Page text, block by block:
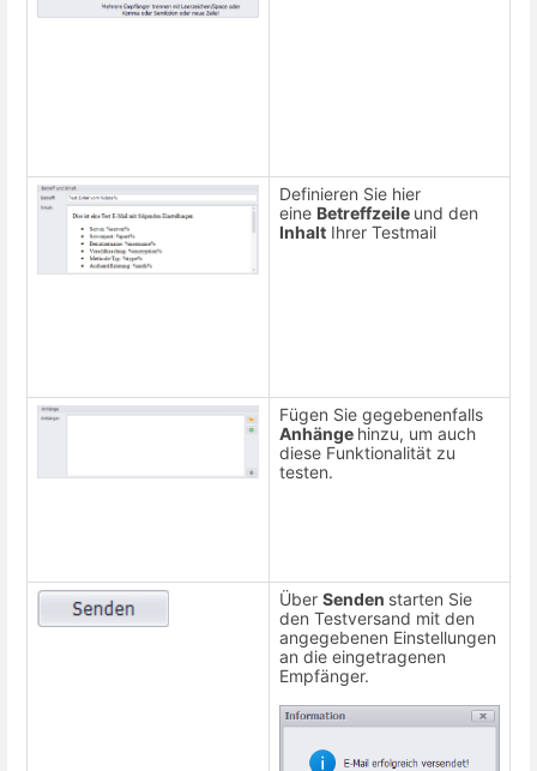
Definieren Sie hier
eine Betreffzeile und den
Inhalt Ihrer Testmail
Fügen Sie gegebenenfalls
Anhänge hinzu, um auch
diese Funktionalität zu
testen.
Über Senden starten Sie
den Testversand mit den
angegebenen Einstellungen
an die eingetragenen
Empfänger.